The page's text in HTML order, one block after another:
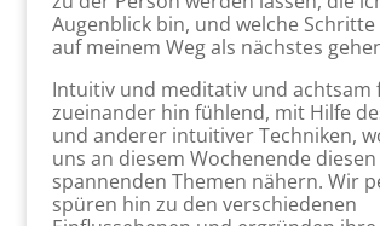
Augenblick bin, und welche
auf meinem Weg als nächstes
Intuitiv und meditativ und achtsam
zueinander hin fühlend, mit Hilfe
und anderer intuitiver Techniken,
uns an diesem Wochenende diesen
spannenden Themen nähern. Wir
spüren hin zu den verschiedenen